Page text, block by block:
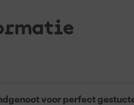
voor perfect